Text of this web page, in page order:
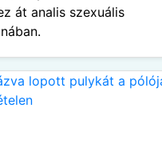
át analis szexuális